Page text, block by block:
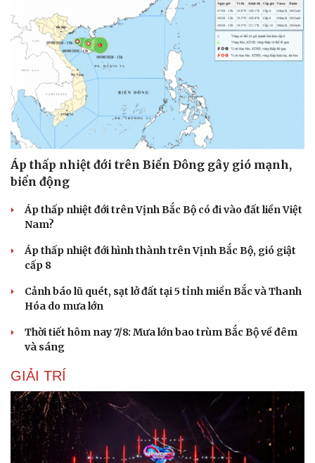
Áp thấp nhiệt đới trên Biển Đông gây gió mạnh,
biển động
Áp thấp nhiệt đới trên Vịnh Bắc Bộ có đi vào đất liền Việt
Nam?
Áp thấp nhiệt đới hình thành trên Vịnh Bắc Bộ, gió giật
cấp 8
Cảnh báo lũ quét, sạt lở đất tại 5 tỉnh miền Bắc và Thanh
Hóa do mưa lớn
Thời tiết hôm nay 7/8: Mưa lớn bao trùm Bắc Bộ về đêm
và sáng
GIẢI TRÍ